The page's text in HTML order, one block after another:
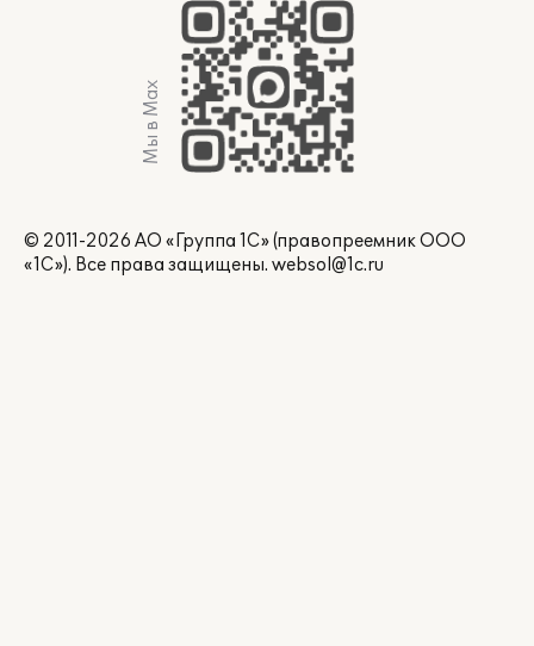
Мы в Max
© 2011-2026 АО «Группа 1С» (правопреемник ООО
«1С»). Все права защищены. websol@1c.ru